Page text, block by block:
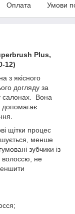
Оплата Умови
Plus,
12)
з якісного
догляду за
салонах. Вона
допомагає
щітки процес
менше
зубчики із
волоссю, не